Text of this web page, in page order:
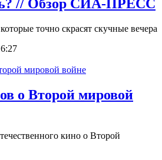
// Обзор СИА-ПРЕСС
точно скрасят скучные вечера
о Второй мировой
кино о Второй